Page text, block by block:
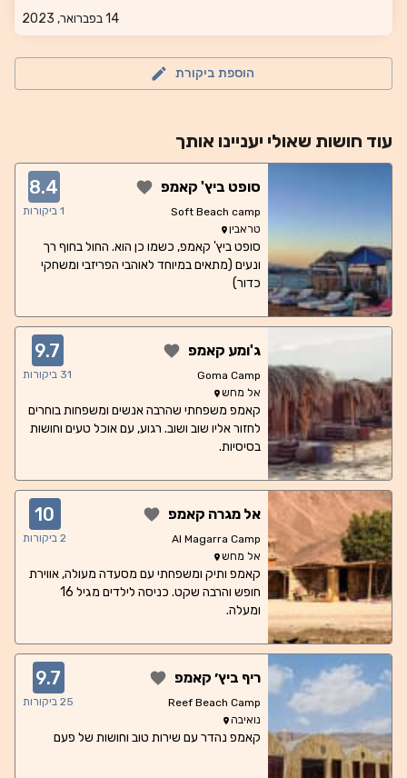
14 בפברואר, 2023
הוספת ביקורת
עוד חושות שאולי יעניינו אותך
סופט ביץ' קאמפ
Soft Beach camp
טראבין
8.4
1 ביקורות
סופט ביץ' קאמפ, כשמו כן הוא. החול בחוף רך
ונעים (מתאים במיוחד לאוהבי הפריזבי ומשחקי
כדור)
ג'ומע קאמפ
Goma Camp
אל מחש
9.7
31 ביקורות
קאמפ משפחתי שהרבה אנשים ומשפחות בוחרים
לחזור אליו שוב ושוב. רגוע, עם אוכל טעים וחושות
בסיסיות.
אל מגרה קאמפ
Al Magarra Camp
אל מחש
10
2 ביקורות
קאמפ ותיק ומשפחתי עם מסעדה מעולה, אווירת
חופש והרבה שקט. כניסה לילדים מגיל 16
ומעלה.
ריף ביץ׳ קאמפ
Reef Beach Camp
נואיבה
9.7
25 ביקורות
קאמפ נהדר עם שירות טוב וחושות של פעם